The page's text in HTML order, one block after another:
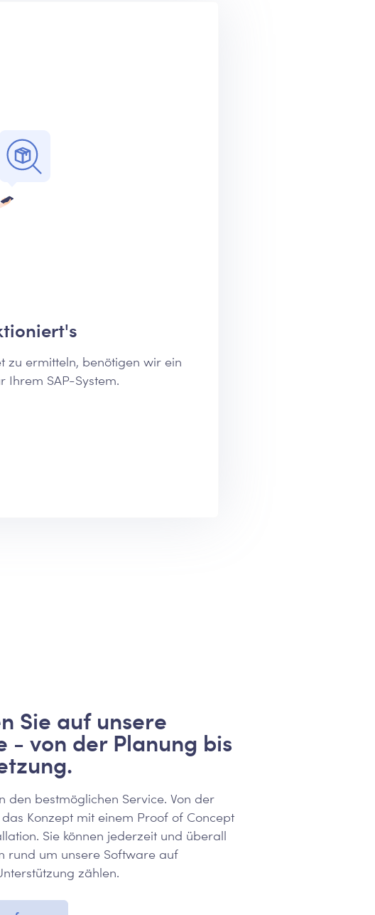
zu ermitteln, benötigen wir ein
Ihrem SAP-System.
Sie auf unsere
- von der Planung bis
den bestmöglichen Service. Von der
Konzept mit einem Proof of Concept
Sie können jederzeit und überall
rund um unsere Software auf
zählen.